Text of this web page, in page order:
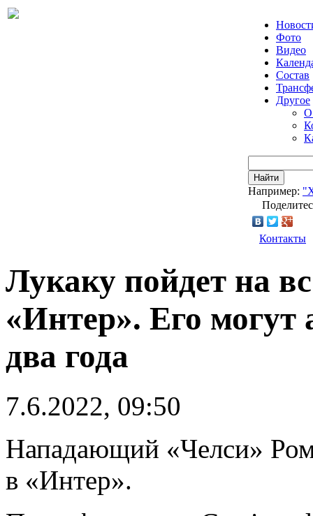
Фото
Видео
Состав
Другое
О
Найти
Например:
Контакты
Лукаку пойдет на
«Интер». Его могут
два года
7.6.2022, 09:50
Нападающий «Челси»
в «Интер».